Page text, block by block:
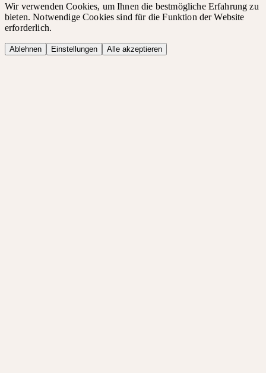
Wir verwenden Cookies, um Ihnen die bestmögliche Erfahrung zu
bieten. Notwendige Cookies sind für die Funktion der Website
erforderlich.
Ablehnen Einstellungen Alle akzeptieren